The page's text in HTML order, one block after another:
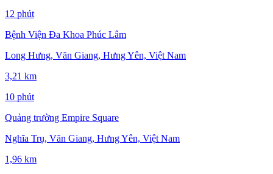
12 phút
Bệnh Viện Đa Khoa Phúc Lâm
Long Hưng, Văn Giang, Hưng Yên, Việt Nam
3,21 km
10 phút
Quảng trường Empire Square
Nghĩa Trụ, Văn Giang, Hưng Yên, Việt Nam
1,96 km